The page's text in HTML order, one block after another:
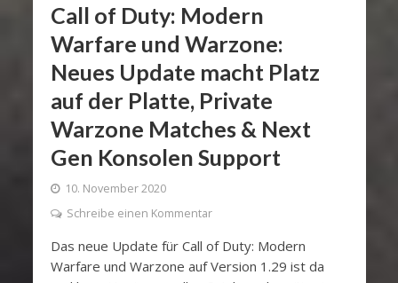
Call of Duty: Modern
Warfare und Warzone:
Neues Update macht Platz
auf der Platte, Private
Warzone Matches & Next
Gen Konsolen Support
10. November 2020
Schreibe einen Kommentar
Das neue Update für Call of Duty: Modern
Warfare und Warzone auf Version 1.29 ist da